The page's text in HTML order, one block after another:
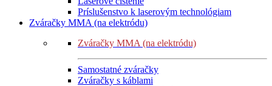
Príslušenstvo k laserovým technológiam
Zváračky MMA (na elektródu)
Zváračky MMA (na elektródu)
Samostatné zváračky
Zváračky s káblami